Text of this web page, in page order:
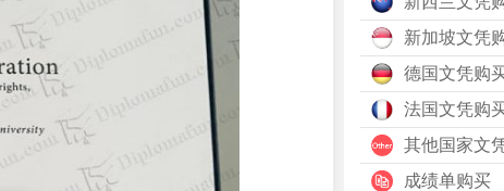
新加坡文凭
德国文凭购
法国文凭购
其他国家文
成绩单购买